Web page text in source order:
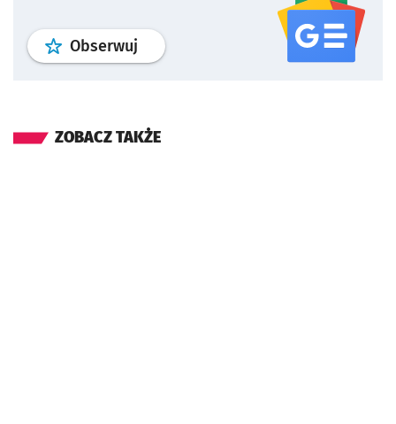
Obserwuj profil serwisu
ZOBACZ TAKŻE